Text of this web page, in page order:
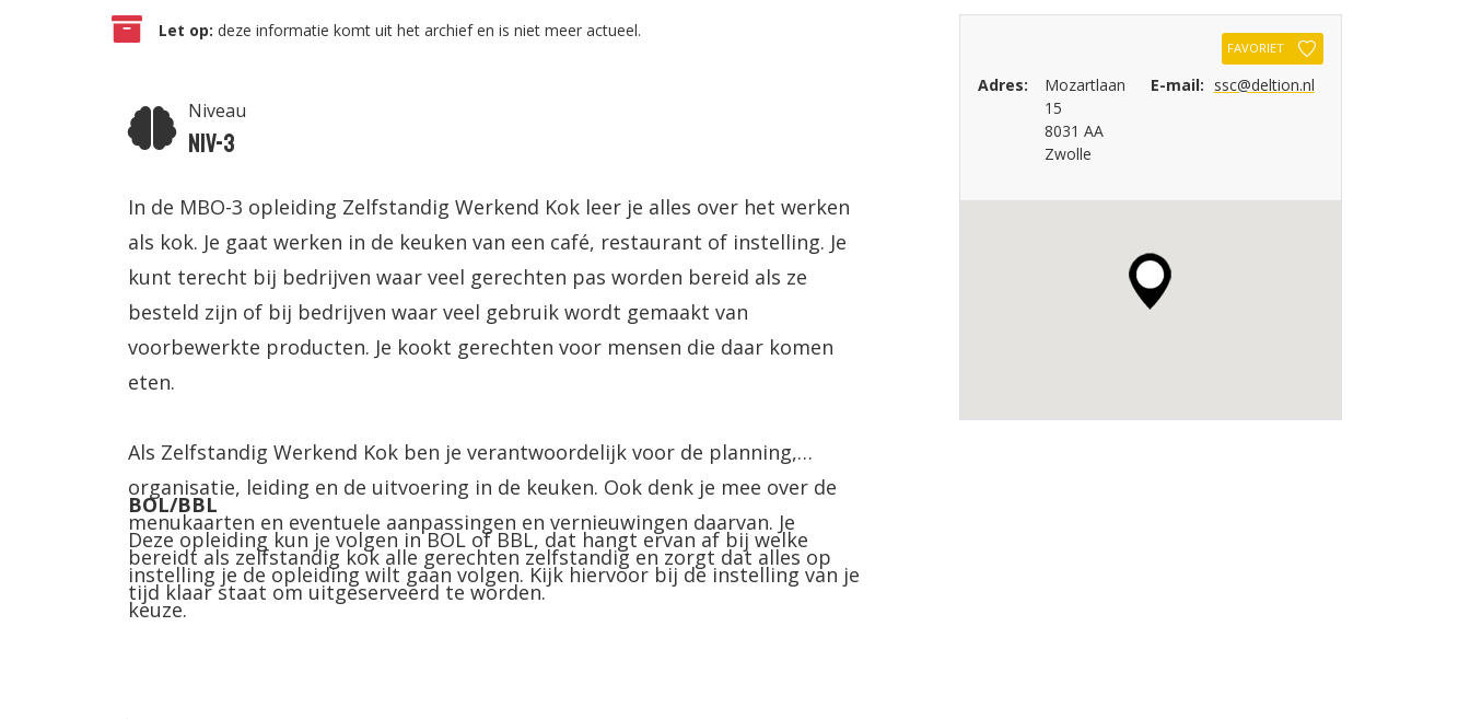
Let op: deze informatie komt uit het archief en is niet meer actueel.
Niveau
Niv-3
In de MBO-3 opleiding Zelfstandig Werkend Kok leer je alles over het werken
als kok. Je gaat werken in de keuken van een café, restaurant of instelling. Je
kunt terecht bij bedrijven waar veel gerechten pas worden bereid als ze
besteld zijn of bij bedrijven waar veel gebruik wordt gemaakt van
voorbewerkte producten. Je kookt gerechten voor mensen die daar komen
eten.
Als Zelfstandig Werkend Kok ben je verantwoordelijk voor de planning,
organisatie, leiding en de uitvoering in de keuken. Ook denk je mee over de
menukaarten en eventuele aanpassingen en vernieuwingen daarvan. Je
bereidt als zelfstandig kok alle gerechten zelfstandig en zorgt dat alles op
tijd klaar staat om uitgeserveerd te worden.
BOL/BBL
Deze opleiding kun je volgen in BOL of BBL, dat hangt ervan af bij welke
instelling je de opleiding wilt gaan volgen. Kijk hiervoor bij de instelling van je
keuze.
FAVORIET
Adres:
Mozartlaan
15
8031 AA
Zwolle
E-mail: ssc@deltion.nl